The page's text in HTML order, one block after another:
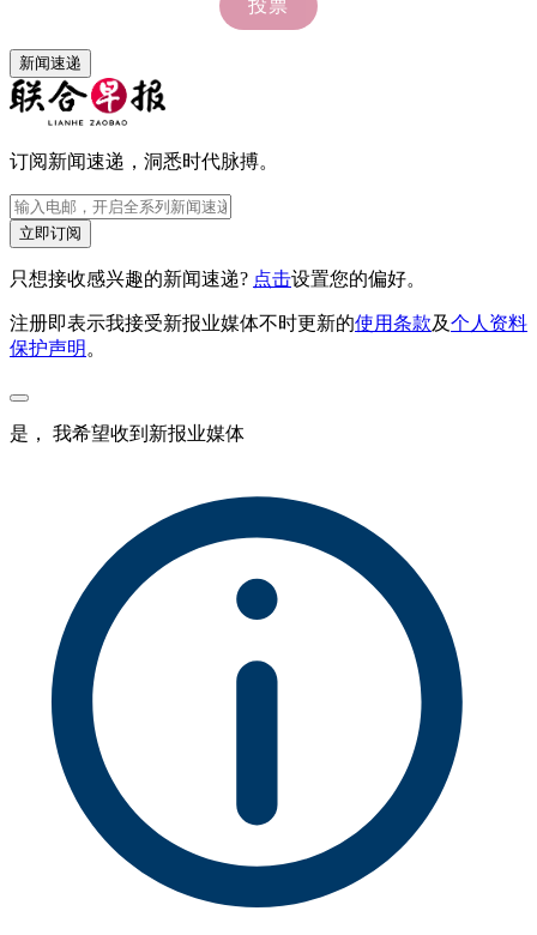
新闻速递
订阅新闻速递，洞悉时代脉搏。
立即订阅
只想接收感兴趣的新闻速递? 点击设置您的偏好。
注册即表示我接受新报业媒体不时更新的使用条款及个人资料
保护声明 。
是， 我希望收到新报业媒体